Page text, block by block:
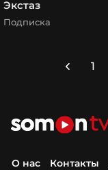
Экстаз
Подписка
1
О нас Контакты